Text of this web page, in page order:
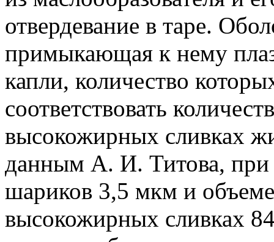
отвердевание в таре.
примыкающая к нему
капли, количество
соответствовать
высокожирных сливках
данным А. И. Титова, при
шариков 3,5 мкм и
высокожирных сливках